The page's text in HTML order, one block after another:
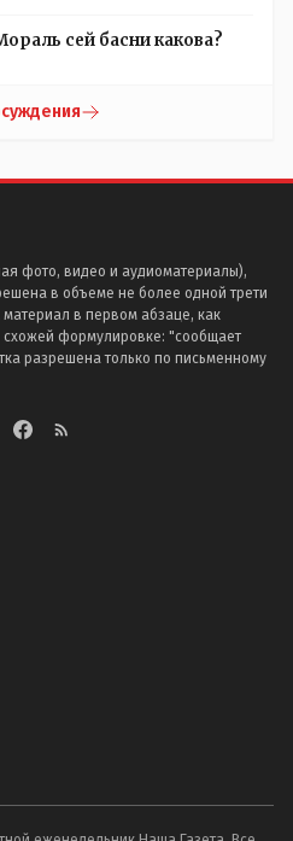
сей басни какова?
фото, видео и аудиоматериалы),
в объеме не более одной трети
в первом абзаце, как
формулировке: "сообщает
разрешена только по письменному